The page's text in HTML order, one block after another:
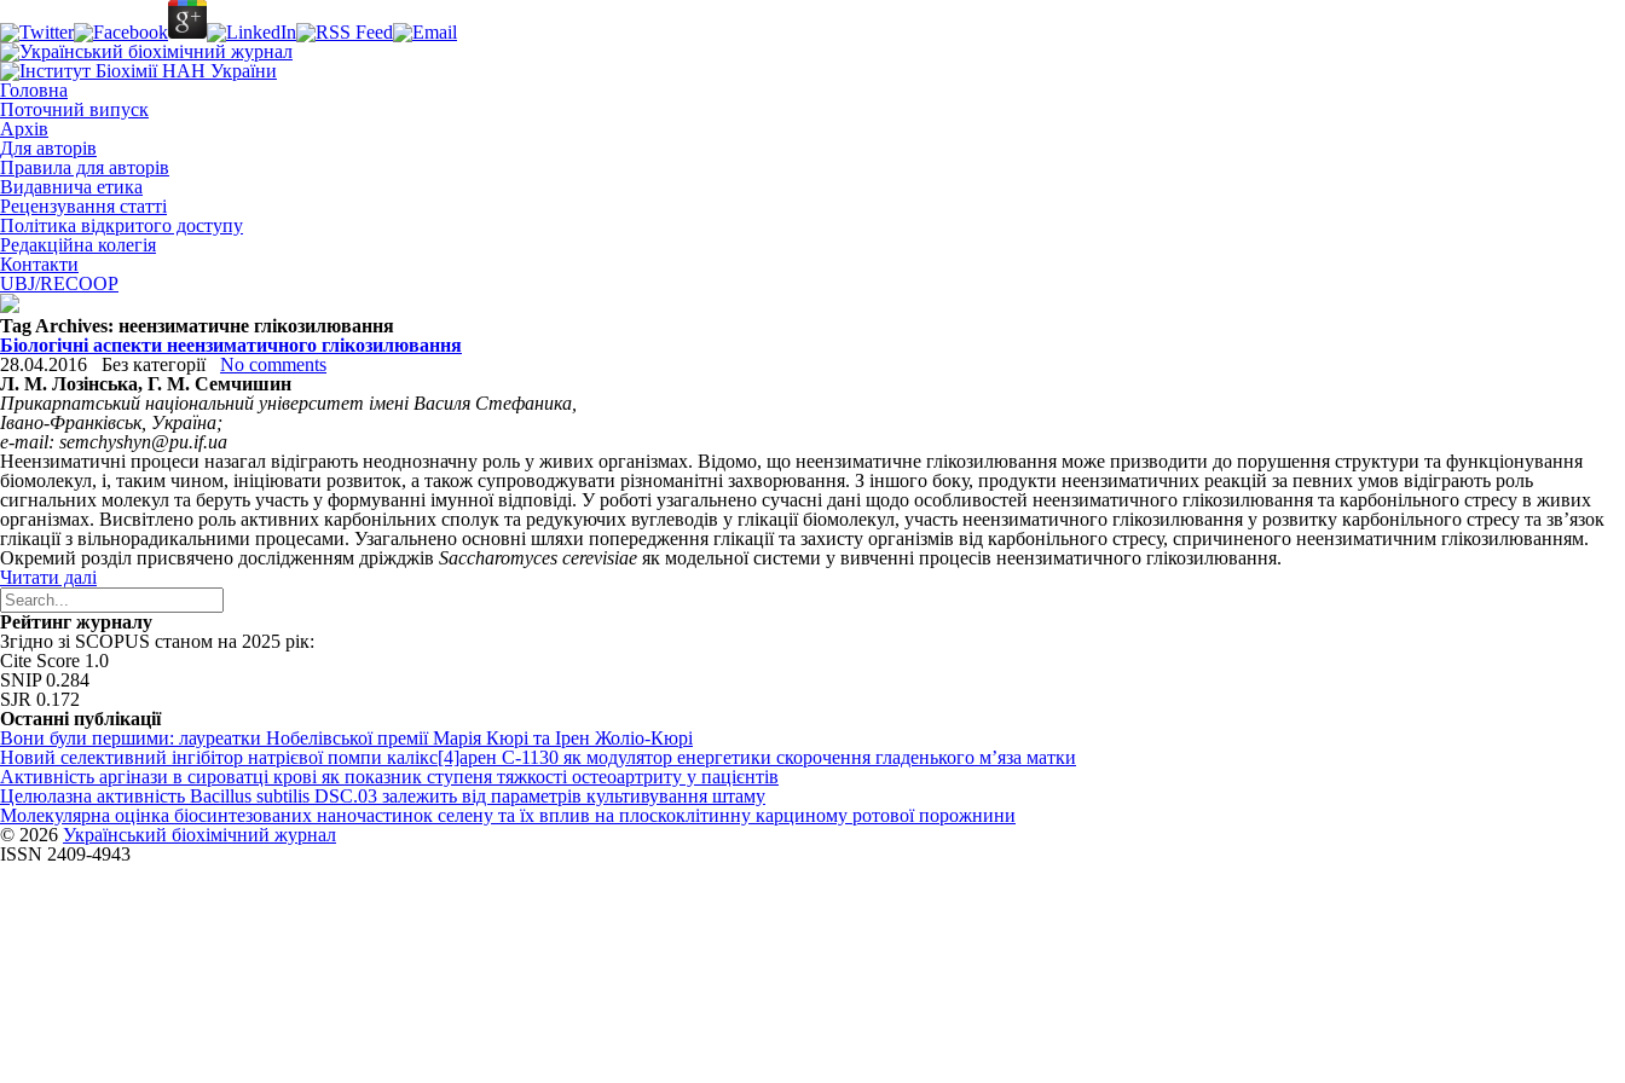
Головна
Поточний випуск
Архів
Для авторів
Правила для авторів
Видавнича етика
Рецензування статті
Політика відкритого доступу
Редакційна колегія
Контакти
UBJ/RECOOP
Tag Archives: неензиматичне глікозилювання
Біологічні аспекти неензиматичного глікозилювання
28.04.2016
Без категорії
No comments
Л. М. Лозінська, Г. М. Семчишин
Прикарпатський національний університет імені Василя Стефаника,
Івано-Франківськ, Україна;
е-mail: semchyshyn@pu.if.ua
Неензиматичні процеси назагал відіграють неоднозначну роль у живих організмах. Відомо, що неензиматичне глікозилювання може призводити до порушення структури та функціонування
біомолекул, і, таким чином, ініціювати розвиток, а також супроводжувати різноманітні захворювання. З іншого боку, продукти неензиматичних реакцій за певних умов відіграють роль
сигнальних молекул та беруть участь у формуванні імунної відповіді. У роботі узагальнено сучасні дані щодо особливостей неензиматичного глікозилювання та карбонільного стресу в живих
організмах. Висвітлено роль активних карбонільних сполук та редукуючих вуглеводів у глікації біомолекул, участь неензиматичного глікозилювання у розвитку карбонільного стресу та зв’язок
глікації з вільнорадикальними процесами. Узагальнено основні шляхи попередження глікації та захисту організмів від карбонільного стресу, спричиненого неензиматичним глікозилюванням.
Окремий розділ присвячено дослідженням дріжджів Saccharomyces cerevisiae як модельної системи у вивченні процесів неензиматичного глікозилювання.
Читати далі
Рейтинг журналу
Згідно зі SCOPUS станом на 2025 рік:
Cite Score 1.0
SNIP 0.284
SJR 0.172
Останні публікації
Вони були першими: лауреатки Нобелівської премії Марія Кюрі та Ірен Жоліо-Кюрі
Новий cелективний інгібітор натрієвої помпи калікс[4]арен C-1130 як модулятор енергетики скорочення гладенького м’яза матки
Активність аргінази в сироватці крові як показник ступеня тяжкості остеоартриту у пацієнтів
Целюлазна активність Bacillus subtilis DSC.03 залежить від параметрів культивування штаму
Молекулярна оцінка біосинтезованих наночастинок селену та їх вплив на плоскоклітинну карциному ротової порожнини
© 2026 Український біохімічний журнал
ISSN 2409-4943